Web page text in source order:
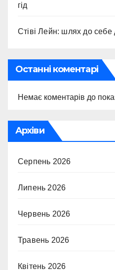
гід
Стіві Лейн: шлях до себе
Останні коментарі
Немає коментарів до
Архіви
Серпень 2026
Липень 2026
Червень 2026
Травень 2026
Квітень 2026